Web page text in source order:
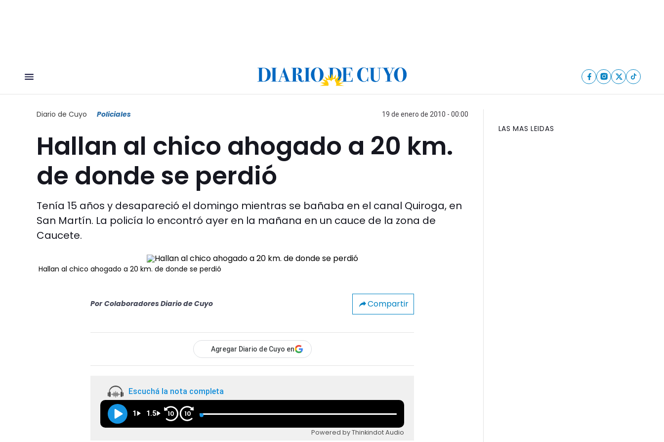
Diario de Cuyo Policiales 19 de enero de 2010 - 00:00
Hallan al chico ahogado a 20 km.
de donde se perdió
Tenía 15 años y desapareció el domingo mientras se bañaba en el canal Quiroga, en
San Martín. La policía lo encontró ayer en la mañana en un cauce de la zona de
Caucete.
Hallan al chico ahogado a 20 km. de donde se perdió
Por Colaboradores Diario de Cuyo Compartir
Agregar Diario de Cuyo en
Escuchá la nota completa
1 1.5 10 10
Powered by Thinkindot Audio
LAS MAS LEIDAS